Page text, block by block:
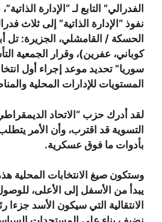
الفدرالي” التابع لـ “الإدارة
نفوذ “الإدارة الذاتية” إلى ثلاث
الحسكة / القامشلي، الجزيرة: تل
كوباني، عفرين)، وقرار الجمعية
سوريا” تحديد موعد إجراء أول
المستويات للإدارات المحلية
لقد أدرك حزب “الاتحاد
التسوية قد اقترب، وأن الأمر
بأدوات ما فوق عسكرية.
وستكون صيغ الانتخابات المحلية
يبدأ من الأسفل إلى الأعلى،
الانتقالية التي سيكون الأسد جزءا